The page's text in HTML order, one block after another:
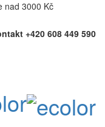
nad 3000 Kč
+420 608 449 590